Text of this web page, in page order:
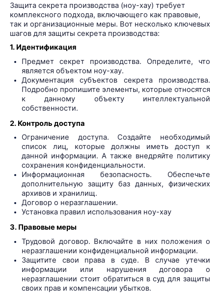
Защита секрета производства (ноу-хау) требует
комплексного подхода, включающего как правовые,
так и организационные меры. Вот несколько ключевых
шагов для защиты секрета производства:
1. Идентификация
Предмет секрет производства. Определите, что
является объектом ноу-хау.
Документация субъектов секрета производства.
Подробно пропишите элементы, которые относятся
к данному объекту интеллектуальной
собственности.
2. Контроль доступа
Ограничение доступа. Создайте необходимый
список лиц, которые должны иметь доступ к
данной информации. А также внедряйте политику
сохранения конфиденциальности.
Информационная безопасность. Обеспечьте
дополнительную защиту баз данных, физических
архивов и хранилищ.
Договор о неразглашении.
Установка правил использования ноу-хау
3. Правовые меры
Трудовой договор. Включайте в них положения о
неразглашении конфиденциальной информации.
Защитите свои права в суде. В случае утечки
информации или нарушения договора о
неразглашении стоит обратиться в суд для защиты
своих прав и компенсации убытков.